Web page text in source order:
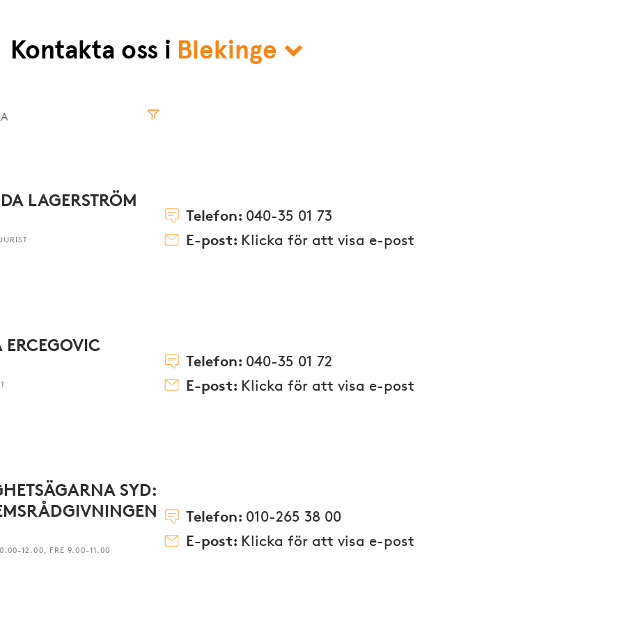
Kontakta oss i Blekinge
LAGERSTRÖM
Telefon: 040-35 01 73
E-post: Klicka för att visa e-post
Telefon: 040-35 01 72
E-post: Klicka för att visa e-post
SYD:
FRE 9.00-11.00
Telefon: 010-265 38 00
E-post: Klicka för att visa e-post